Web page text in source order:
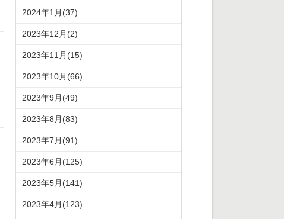
2024年1月(37)
2023年12月(2)
2023年11月(15)
2023年10月(66)
2023年9月(49)
2023年8月(83)
2023年7月(91)
2023年6月(125)
2023年5月(141)
2023年4月(123)